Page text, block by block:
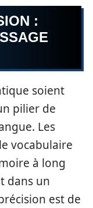
:
soient
pilier de
Les
vocabulaire
à long
dans un
est de